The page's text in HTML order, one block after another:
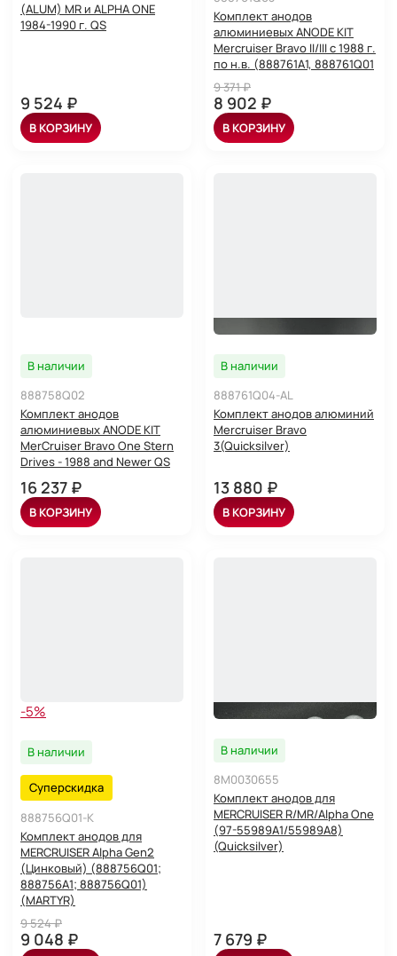
(ALUM) MR и ALPHA ONE
1984-1990 г. QS
9 524 ₽
В КОРЗИНУ
Комплект анодов
алюминиевых ANODE KIT
Mercruiser Bravo II/III с 1988 г.
по н.в. (888761A1, 888761Q01
9 371 ₽
8 902 ₽
В КОРЗИНУ
В наличии
888758Q02
Комплект анодов
алюминиевых ANODE KIT
MerCruiser Bravo One Stern
Drives - 1988 and Newer QS
16 237 ₽
В КОРЗИНУ
В наличии
888761Q04-AL
Комплект анодов алюминий
Mercruiser Bravo
3(Quicksilver)
13 880 ₽
В КОРЗИНУ
-5%
В наличии
Суперскидка
888756Q01-K
Комплект анодов для
MERCRUISER Alpha Gen2
(Цинковый) (888756Q01;
888756A1; 888756Q01)
(MARTYR)
9 524 ₽
9 048 ₽
В наличии
8M0030655
Комплект анодов для
MERCRUISER R/MR/Alpha One
(97-55989A1/55989A8)
(Quicksilver)
7 679 ₽